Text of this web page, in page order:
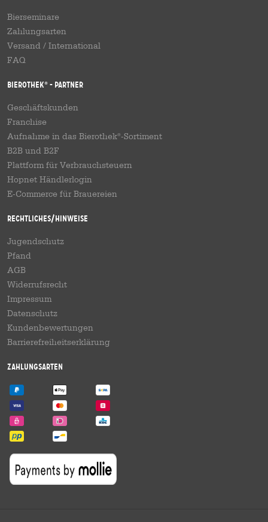
Bierseminare
Zahlungsarten
Versand / International
FAQ
Bierothek® - Partner
Geschäftskunden
Franchise
Aufnahme in das Bierothek®-Sortiment
B2B und B2F
Plattform für Verbrauchsteuern
Hopnet Händlerlogin
E-Commerce für Brauereien
Rechtliches/Hinweise
Jugendschutz
Pfand
AGB
Widerrufsrecht
Impressum
Datenschutz
Kundenbewertungen
Barrierefreiheitserklärung
Zahlungsarten